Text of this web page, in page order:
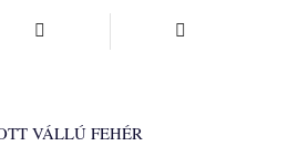
VÁLLÚ FEHÉR